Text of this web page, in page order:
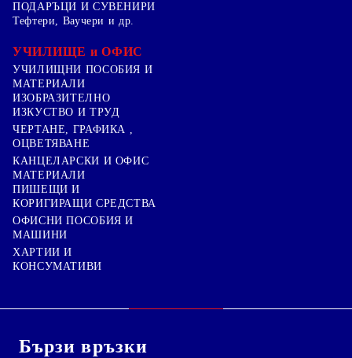
ПОДАРЪЦИ И СУВЕНИРИ
Тефтери, Ваучери и др.
УЧИЛИЩЕ и ОФИС
УЧИЛИЩНИ ПОСОБИЯ И
МАТЕРИАЛИ
ИЗОБРАЗИТЕЛНО
ИЗКУСТВО И ТРУД
ЧЕРТАНЕ, ГРАФИКА ,
ОЦВЕТЯВАНЕ
КАНЦЕЛАРСКИ И ОФИС
МАТЕРИАЛИ
ПИШЕЩИ И
КОРИГИРАЩИ СРЕДСТВА
ОФИСНИ ПОСОБИЯ И
МАШИНИ
ХАРТИИ И
КОНСУМАТИВИ
Бързи връзки